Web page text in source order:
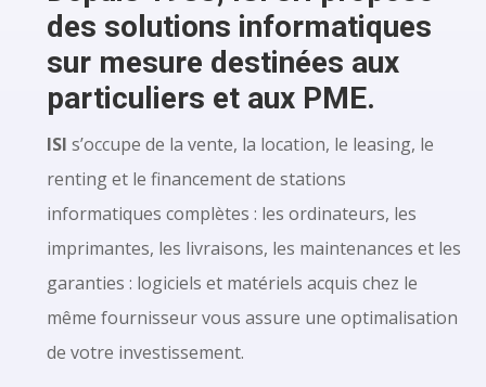
des solutions informatiques
sur mesure destinées aux
particuliers et aux PME.
ISI s’occupe de la vente, la location, le leasing, le
renting et le financement de stations
informatiques complètes : les ordinateurs, les
imprimantes, les livraisons, les maintenances et les
garanties : logiciels et matériels acquis chez le
même fournisseur vous assure une optimalisation
de votre investissement.